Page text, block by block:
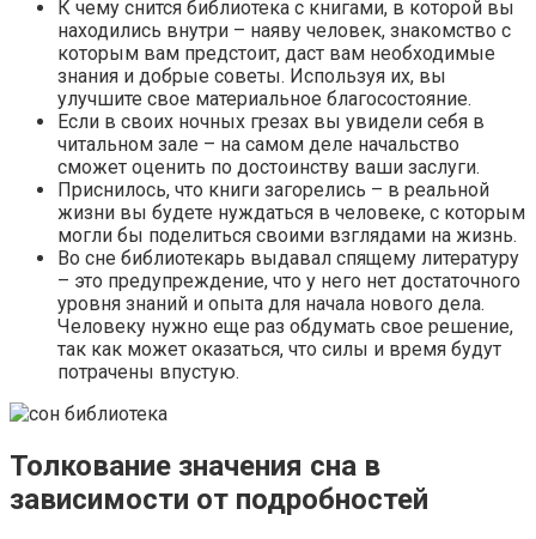
К чему снится библиотека с книгами, в которой вы
находились внутри – наяву человек, знакомство с
которым вам предстоит, даст вам необходимые
знания и добрые советы. Используя их, вы
улучшите свое материальное благосостояние.
Если в своих ночных грезах вы увидели себя в
читальном зале – на самом деле начальство
сможет оценить по достоинству ваши заслуги.
Приснилось, что книги загорелись – в реальной
жизни вы будете нуждаться в человеке, с которым
могли бы поделиться своими взглядами на жизнь.
Во сне библиотекарь выдавал спящему литературу
– это предупреждение, что у него нет достаточного
уровня знаний и опыта для начала нового дела.
Человеку нужно еще раз обдумать свое решение,
так как может оказаться, что силы и время будут
потрачены впустую.
Толкование значения сна в
зависимости от подробностей